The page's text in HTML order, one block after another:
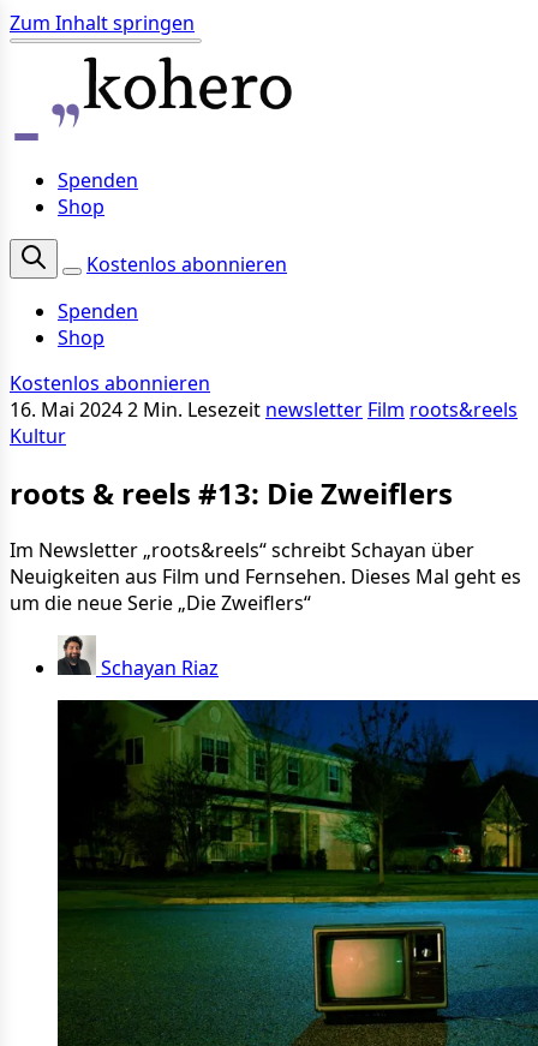
Zum Inhalt springen
Spenden
Shop
Kostenlos abonnieren
Spenden
Shop
Kostenlos abonnieren
16. Mai 20242 Min. Lesezeit newsletter Film roots&reels
Kultur
roots & reels #13: Die Zweiflers
Im Newsletter „roots&reels“ schreibt Schayan über
Neuigkeiten aus Film und Fernsehen. Dieses Mal geht es
um die neue Serie „Die Zweiflers“
Schayan Riaz